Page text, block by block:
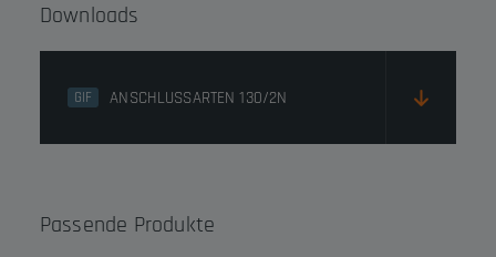
Downloads
GIF ANSCHLUSSARTEN 130/2N
Passende Produkte
Impressum|Datenschutz